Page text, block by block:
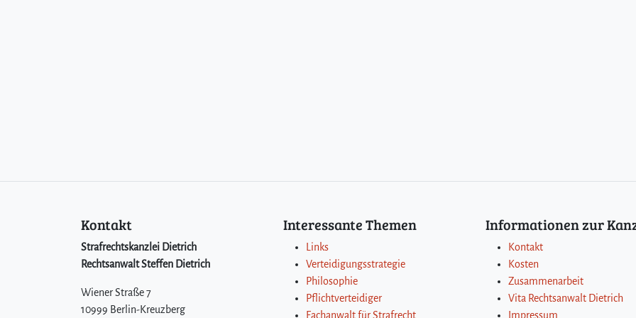
Kontakt
Strafrechtskanzlei Dietrich
Rechtsanwalt Steffen Dietrich
Wiener Straße 7
10999 Berlin-Kreuzberg
Interessante Themen
Links
Verteidigungsstrategie
Philosophie
Pflichtverteidiger
Fachanwalt für Strafrecht
Informationen zur
Kontakt
Kosten
Zusammenarbeit
Vita Rechtsanwalt Dietrich
Impressum